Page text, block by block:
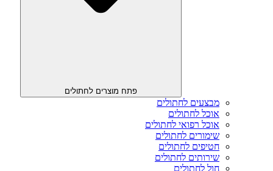
פתח מוצרים לחתולים
מבצעים לחתולים
אוכל לחתולים
אוכל רפואי לחתולים
שימורים לחתולים
חטיפים לחתולים
שירותים לחתולים
חול לחתולים